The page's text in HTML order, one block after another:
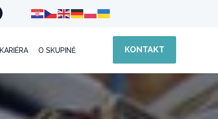
KARIÉRA O SKUPINĚ KONTAKT